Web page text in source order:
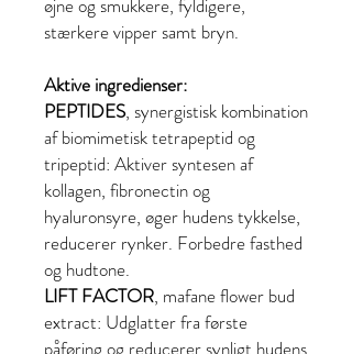
øjne og smukkere, fyldigere,
stærkere vipper samt bryn.
Aktive ingredienser:
PEPTIDES, synergistisk kombination
af biomimetisk tetrapeptid og
tripeptid: Aktiver syntesen af
kollagen, fibronectin og
hyaluronsyre, øger hudens tykkelse,
reducerer rynker. Forbedre fasthed
og hudtone.
LIFT FACTOR, mafane flower bud
extract: Udglatter fra første
påføring og reducerer synligt hudens